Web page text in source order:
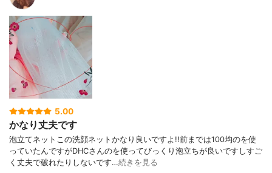
5.00
かなり丈夫です
泡立てネットこの洗顔ネットかなり良いですよ!!前までは100均のを使
っていたんですがDHCさんのを使ってびっくり泡立ちが良いですしすご
く丈夫で破れたりしないです…続きを見る